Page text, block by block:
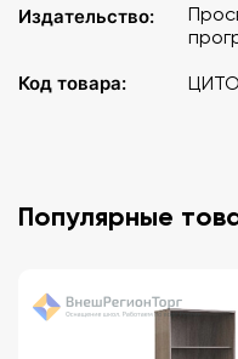
Издательство:
Код товара:
Популярные